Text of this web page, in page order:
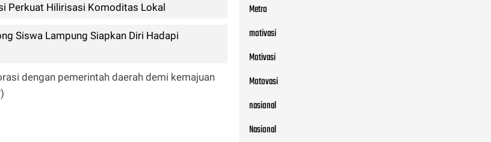
Perkuat Hilirisasi Komoditas Lokal
Siswa Lampung Siapkan Diri Hadapi
dengan pemerintah daerah demi kemajuan
Metro
motivasi
Motivasi
Motovasi
nasional
Nasional